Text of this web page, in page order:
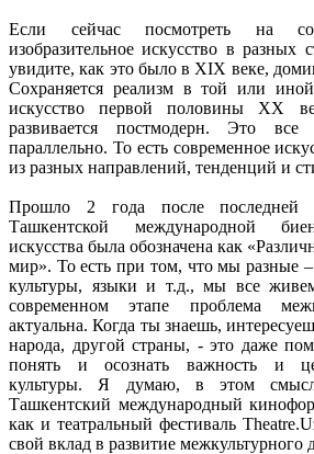
Если сейчас посмотреть на
изобразительное искусство в
увидите, как это было в XIX веке,
Сохраняется реализм в той или
искусство первой половины XX
развивается постмодерн. Это
параллельно. То есть современное
из разных направлений, тенденций и
Прошло 2 года после последней
Ташкентской международной
искусства была обозначена как
мир». То есть при том, что мы разные
культуры, языки и т.д., мы все
современном этапе проблема
актуальна. Когда ты знаешь,
народа, другой страны, - это даже
понять и осознать важность и
культуры. Я думаю, в этом
Ташкентский международный
как и театральный фестиваль
свой вклад в развитие межкультурного